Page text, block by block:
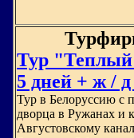
Тур "Теплый
5 дней + ж /
Тур в Белоруссию с
дворца в Ружанах и
Августовскому